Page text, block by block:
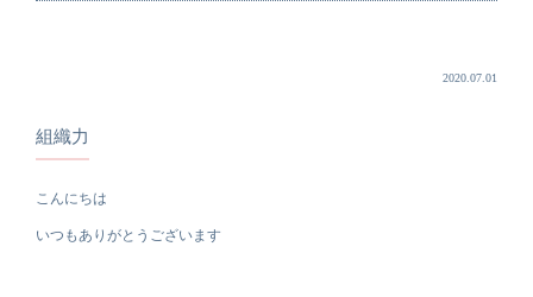
2020.07.01
組織力
こんにちは
いつもありがとうございます